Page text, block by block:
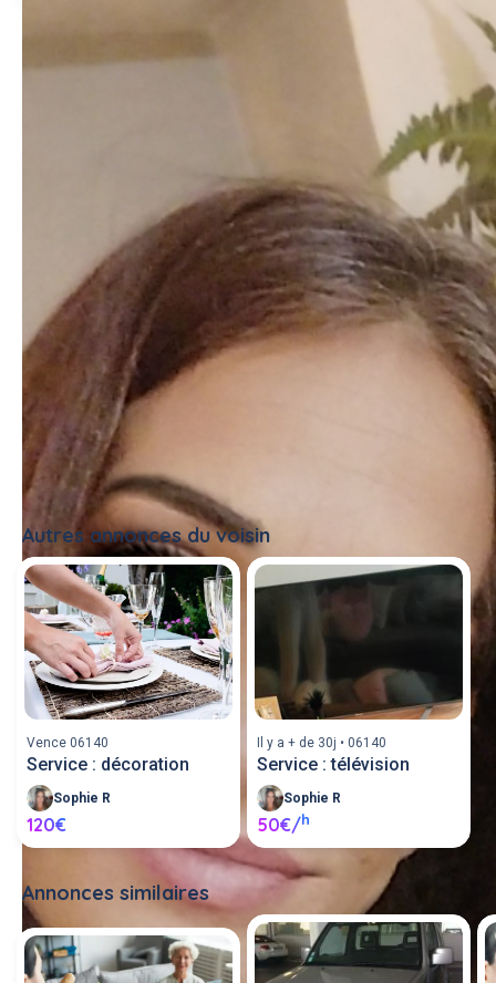
Description de l'annonce
Autres annonces du voisin
Vence 06140
Service : décoration
Sophie R
120€
Il y a + de 30j • 06140
Service : télévision
Sophie R
50€/h
Annonces similaires